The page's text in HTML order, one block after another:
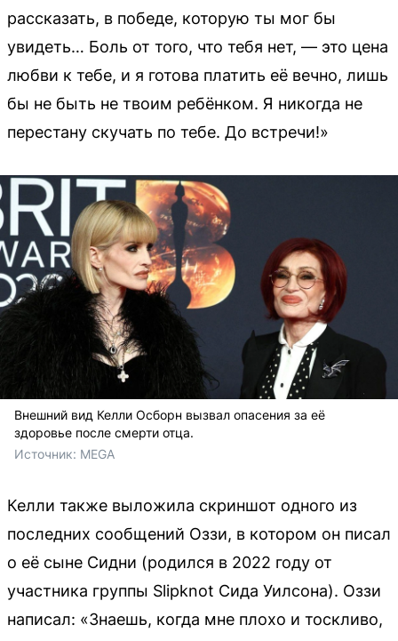
рассказать, в победе, которую ты мог бы
увидеть… Боль от того, что тебя нет, — это цена
любви к тебе, и я готова платить её вечно, лишь
бы не быть не твоим ребёнком. Я никогда не
перестану скучать по тебе. До встречи!»
Внешний вид Келли Осборн вызвал опасения за её
здоровье после смерти отца.
Источник: MEGA
Келли также выложила скриншот одного из
последних сообщений Оззи, в котором он писал
о её сыне Сидни (родился в 2022 году от
участника группы Slipknot Сида Уилсона). Оззи
написал: «Знаешь, когда мне плохо и тоскливо,